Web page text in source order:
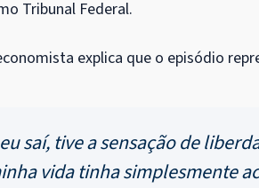
Tribunal Federal.
explica que o episódio
saí, tive a sensação de
vida tinha simplesmente